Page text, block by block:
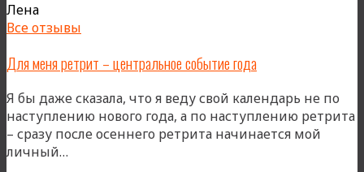
Лена
Все отзывы
Для меня ретрит – центральное событие года
Я бы даже сказала, что я веду свой календарь не по
наступлению нового года, а по наступлению ретрита
– сразу после осеннего ретрита начинается мой
личный…